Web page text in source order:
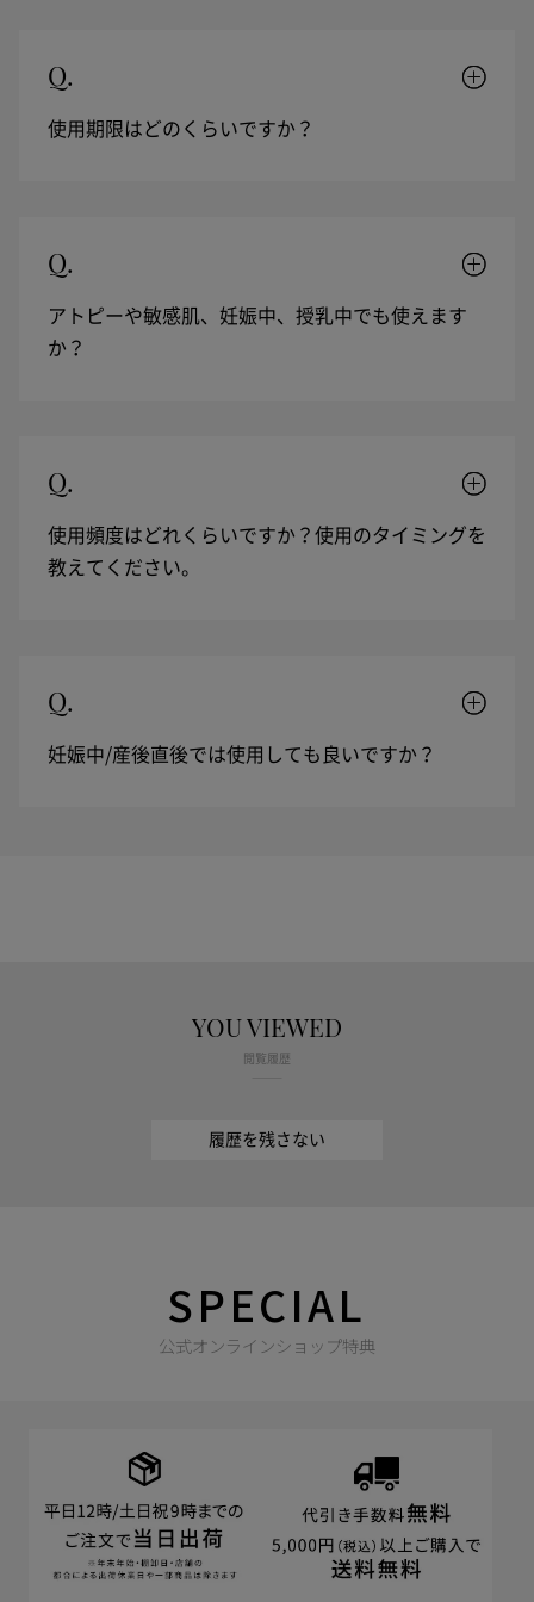
Q.
使用期限はどのくらいですか？
Q.
アトピーや敏感肌、妊娠中、授乳中でも使えます
か？
Q.
使用頻度はどれくらいですか？使用のタイミングを
教えてください。
Q.
妊娠中/産後直後では使用しても良いですか？
YOU VIEWED
閲覧履歴
履歴を残さない
SPECIAL
公式オンラインショップ特典